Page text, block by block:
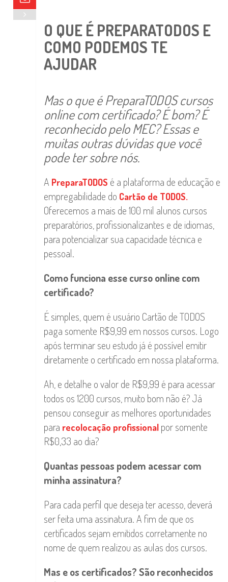
O QUE É PREPARATODOS E
COMO PODEMOS TE
AJUDAR
Mas o que é PreparaTODOS cursos
online com certificado? É bom? É
reconhecido pelo MEC? Essas e
muitas outras dúvidas que você
pode ter sobre nós.
A PreparaTODOS é a plataforma de educação e
empregabilidade do Cartão de TODOS.
Oferecemos a mais de 100 mil alunos cursos
preparatórios, profissionalizantes e de idiomas,
para potencializar sua capacidade técnica e
pessoal.
Como funciona esse curso online com
certificado?
É simples, quem é usuário Cartão de TODOS
paga somente R$9,99 em nossos cursos. Logo
após terminar seu estudo já é possível emitir
diretamente o certificado em nossa plataforma.
Ah, e detalhe o valor de R$9,99 é para acessar
todos os 1200 cursos, muito bom não é? Já
pensou conseguir as melhores oportunidades
para recolocação profissional por somente
R$0,33 ao dia?
Quantas pessoas podem acessar com
minha assinatura?
Para cada perfil que deseja ter acesso, deverá
ser feita uma assinatura. A fim de que os
certificados sejam emitidos corretamente no
nome de quem realizou as aulas dos cursos.
Mas e os certificados? São reconhecidos